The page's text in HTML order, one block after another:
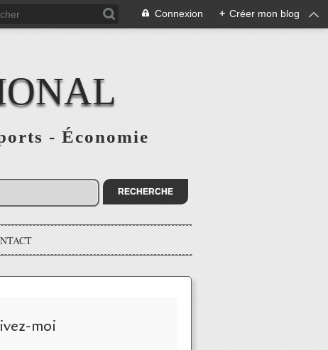
Connexion + Créer mon blog
- Économie
moi